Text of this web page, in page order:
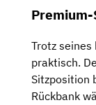
Trotz
praktisch.
Sitzposition
Rückbank